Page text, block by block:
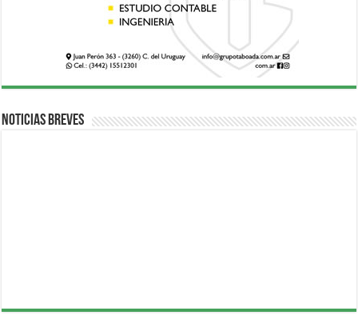
Noticias breves